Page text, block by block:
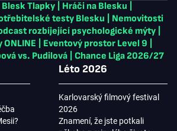
Blesk Tlapky Hráči na Blesku
testy Blesku
Nemovitosti
rozbíjející psychologické mýty
Eventový prostor Level 9
vs. Pudilová
Chance Liga 2026/27
Léto 2026
Karlovarský filmový festival
2026
Znamení, že jste potkali